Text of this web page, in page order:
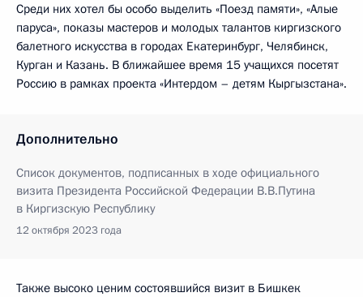
Среди них хотел бы особо выделить «Поезд памяти», «Алые
паруса», показы мастеров и молодых талантов киргизского
балетного искусства в городах Екатеринбург, Челябинск,
Курган и Казань. В ближайшее время 15 учащихся посетят
Россию в рамках проекта «Интердом – детям Кыргызстана».
Дополнительно
Список документов, подписанных в ходе официального
визита Президента Российской Федерации В.В.Путина
в Киргизскую Республику
12 октября 2023 года
Также высоко ценим состоявшийся визит в Бишкек